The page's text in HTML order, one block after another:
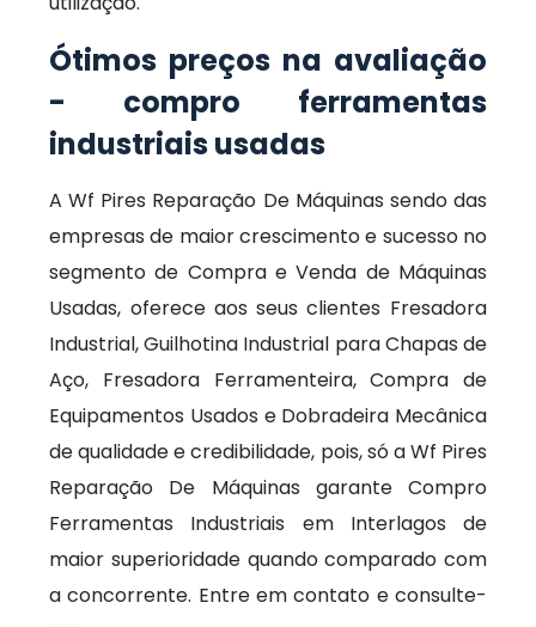
Ótimos preços na avaliação
- compro ferramentas
industriais usadas
A Wf Pires Reparação De Máquinas sendo das
empresas de maior crescimento e sucesso no
segmento de Compra e Venda de Máquinas
Usadas, oferece aos seus clientes Fresadora
Industrial, Guilhotina Industrial para Chapas de
Aço, Fresadora Ferramenteira, Compra de
Equipamentos Usados e Dobradeira Mecânica
de qualidade e credibilidade, pois, só a Wf Pires
Reparação De Máquinas garante Compro
Ferramentas Industriais em Interlagos de
maior superioridade quando comparado com
a concorrente. Entre em contato e consulte-